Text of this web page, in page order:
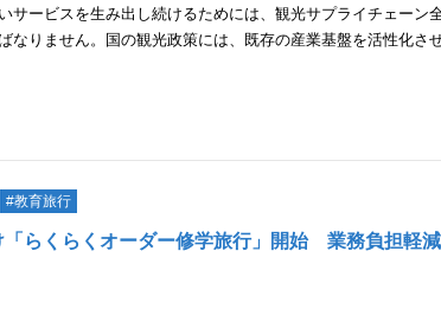
サービスを生み出し続けるためには、観光サプライチェーン
なりません。国の観光政策には、既存の産業基盤を活性化さ
#教育旅行
らくらくオーダー修学旅行」開始 業務負担軽